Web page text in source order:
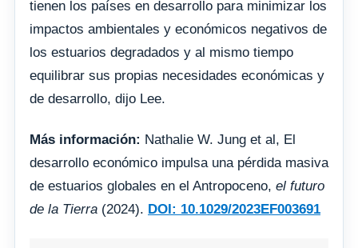
tienen los países en desarrollo para minimizar los
impactos ambientales y económicos negativos de
los estuarios degradados y al mismo tiempo
equilibrar sus propias necesidades económicas y
de desarrollo, dijo Lee.
Más información: Nathalie W. Jung et al, El
desarrollo económico impulsa una pérdida masiva
de estuarios globales en el Antropoceno, el futuro
de la Tierra (2024). DOI: 10.1029/2023EF003691